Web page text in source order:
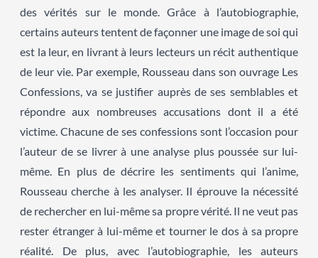
des vérités sur le monde. Grâce à l’autobiographie,
certains auteurs tentent de façonner une image de soi qui
est la leur, en livrant à leurs lecteurs un récit authentique
de leur vie. Par exemple, Rousseau dans son ouvrage Les
Confessions, va se justifier auprès de ses semblables et
répondre aux nombreuses accusations dont il a été
victime. Chacune de ses confessions sont l’occasion pour
l’auteur de se livrer à une analyse plus poussée sur lui-
même. En plus de décrire les sentiments qui l’anime,
Rousseau cherche à les analyser. Il éprouve la nécessité
de rechercher en lui-même sa propre vérité. Il ne veut pas
rester étranger à lui-même et tourner le dos à sa propre
réalité. De plus, avec l’autobiographie, les auteurs